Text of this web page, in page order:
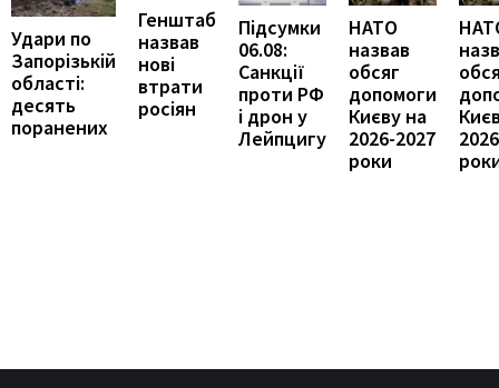
Удари по
Запорізькій
області:
десять
поранених
Генштаб
назвав
нові
втрати
росіян
Підсумки
06.08:
Санкції
проти РФ
і дрон у
Лейпцигу
НАТО
назвав
обсяг
допомоги
Києву на
2026-2027
роки